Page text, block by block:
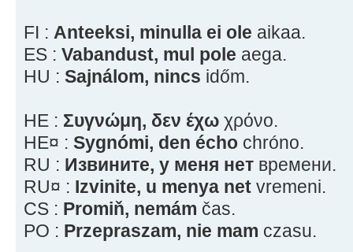
FI : Anteeksi, minulla ei ole aikaa.
ES : Vabandust, mul pole aega.
HU : Sajnálom, nincs időm.
HE : Συγνώμη, δεν έχω χρόνο.
HE¤ : Sygnómi, den écho chróno.
RU : Извините, у меня нет времени.
RU¤ : Izvinite, u menya net vremeni.
CS : Promiň, nemám čas.
PO : Przepraszam, nie mam czasu.